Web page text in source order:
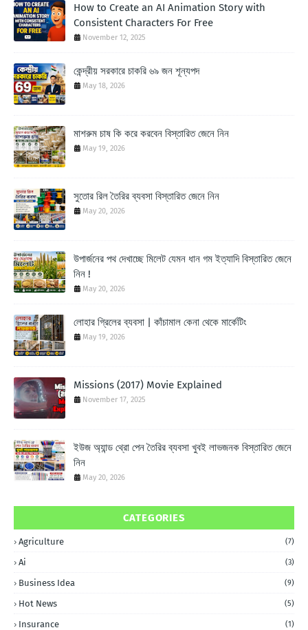
How to Create an AI Animation Story with
Consistent Characters For Free
November 12, 2025
কেন্দ্রীয় সরকারে চাকরি ৬৯ জন শূন্যপদ
May 18, 2026
মাশরুম চাষ কি করে করবেন বিস্তারিত জেনে নিন
May 19, 2026
সুতোর রিল তৈরির ব্যবসা বিস্তারিত জেনে নিন
May 20, 2026
উপার্জনের পথ দেখাচ্ছে মিলেট যেমন ধান গম ইত্যাদি বিস্তারিত জেনে
নিন !
May 20, 2026
লোহার গ্রিলের ব্যবসা | কাঁচামাল কেনা থেকে মার্কেটিং
May 19, 2026
Missions (2017) Movie Explained
November 17, 2025
ইউজ অ্যান্ড থ্রো পেন তৈরির ব্যবসা খুবই লাভজনক বিস্তারিত জেনে
নিন
May 20, 2026
CATEGORIES
Agriculture (7)
Ai (3)
Business Idea (9)
Hot News (5)
Insurance (1)